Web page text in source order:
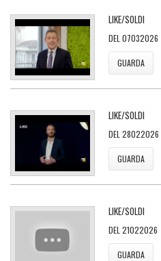
LIKE/SOLDI
DEL 07032026
GUARDA
LIKE/SOLDI
DEL 28022026
GUARDA
LIKE/SOLDI
DEL 21022026
GUARDA